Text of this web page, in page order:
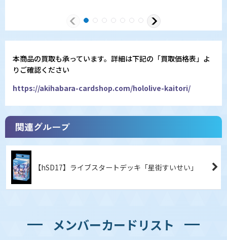
本商品の買取も承っています。詳細は下記の「買取価格表」よ
りご確認ください
https://akihabara-cardshop.com/hololive-kaitori/
関連グループ
【hSD17】ライブスタートデッキ「星街すいせい」
メンバーカードリスト